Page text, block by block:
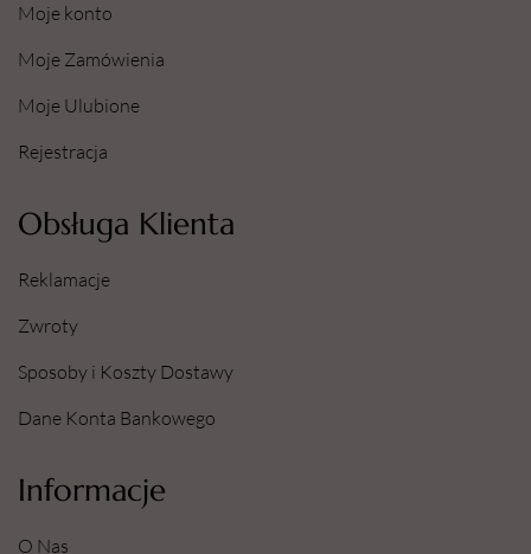
Moje konto
Moje Zamówienia
Moje Ulubione
Rejestracja
Obsługa Klienta
Reklamacje
Zwroty
Sposoby i Koszty Dostawy
Dane Konta Bankowego
Informacje
O Nas